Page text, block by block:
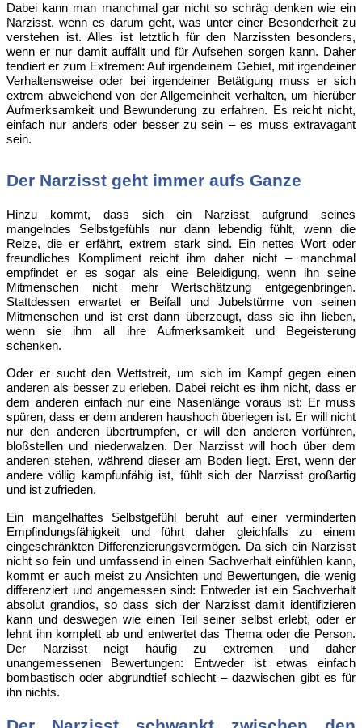
Dabei kann man manchmal gar nicht so schräg denken wie ein
Narzisst, wenn es darum geht, was unter einer Besonderheit zu
verstehen ist. Alles ist letztlich für den Narzissten besonders,
wenn er nur damit auffällt und für Aufsehen sorgen kann. Daher
tendiert er zum Extremen: Auf irgendeinem Gebiet, mit irgendeiner
Verhaltensweise oder bei irgendeiner Betätigung muss er sich
extrem abweichend von der Allgemeinheit verhalten, um hierüber
Aufmerksamkeit und Bewunderung zu erfahren. Es reicht nicht,
einfach nur anders oder besser zu sein – es muss extravagant
sein.
Der Narzisst geht immer aufs Ganze
Hinzu kommt, dass sich ein Narzisst aufgrund seines
mangelndes Selbstgefühls nur dann lebendig fühlt, wenn die
Reize, die er erfährt, extrem stark sind. Ein nettes Wort oder
freundliches Kompliment reicht ihm daher nicht – manchmal
empfindet er es sogar als eine Beleidigung, wenn ihn seine
Mitmenschen nicht mehr Wertschätzung entgegenbringen.
Stattdessen erwartet er Beifall und Jubelstürme von seinen
Mitmenschen und ist erst dann überzeugt, dass sie ihn lieben,
wenn sie ihm all ihre Aufmerksamkeit und Begeisterung
schenken.
Oder er sucht den Wettstreit, um sich im Kampf gegen einen
anderen als besser zu erleben. Dabei reicht es ihm nicht, dass er
dem anderen einfach nur eine Nasenlänge voraus ist: Er muss
spüren, dass er dem anderen haushoch überlegen ist. Er will nicht
nur den anderen übertrumpfen, er will den anderen vorführen,
bloßstellen und niederwalzen. Der Narzisst will hoch über dem
anderen stehen, während dieser am Boden liegt. Erst, wenn der
andere völlig kampfunfähig ist, fühlt sich der Narzisst großartig
und ist zufrieden.
Ein mangelhaftes Selbstgefühl beruht auf einer verminderten
Empfindungsfähigkeit und führt daher gleichfalls zu einem
eingeschränkten Differenzierungsvermögen. Da sich ein Narzisst
nicht so fein und umfassend in einen Sachverhalt einfühlen kann,
kommt er auch meist zu Ansichten und Bewertungen, die wenig
differenziert und angemessen sind: Entweder ist ein Sachverhalt
absolut grandios, so dass sich der Narzisst damit identifizieren
kann und deswegen wie einen Teil seiner selbst erlebt, oder er
lehnt ihn komplett ab und entwertet das Thema oder die Person.
Der Narzisst neigt häufig zu extremen und daher
unangemessenen Bewertungen: Entweder ist etwas einfach
bombastisch oder abgrundtief schlecht – dazwischen gibt es für
ihn nichts.